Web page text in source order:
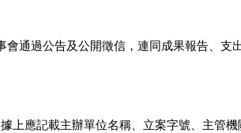
通過公告及公開徵信，連同成果報告、支
上應記載主辦單位名稱、立案字號、主管